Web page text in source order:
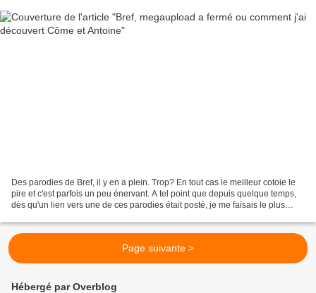
Des parodies de Bref, il y en a plein. Trop? En tout cas le meilleur cotoie le
pire et c'est parfois un peu énervant. A tel point que depuis quelque temps,
dès qu'un lien vers une de ces parodies était posté, je me faisais le plus
Page suivante >
Hébergé par Overblog